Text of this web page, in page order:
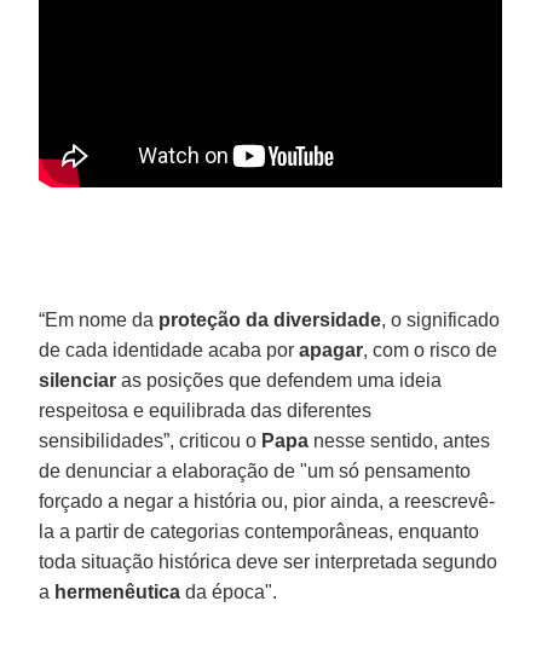
“Em nome da proteção da diversidade, o significado
de cada identidade acaba porapagar, com o risco de
silenciar as posições que defendem uma ideia
respeitosa e equilibrada das diferentes
sensibilidades”, criticou o Papa nesse sentido, antes
de denunciar a elaboração de "um só pensamento
forçado a negar a história ou, pior ainda, a reescrevê-
la a partir de categorias contemporâneas, enquanto
toda situação histórica deve ser interpretada segundo
a hermenêutica da época".